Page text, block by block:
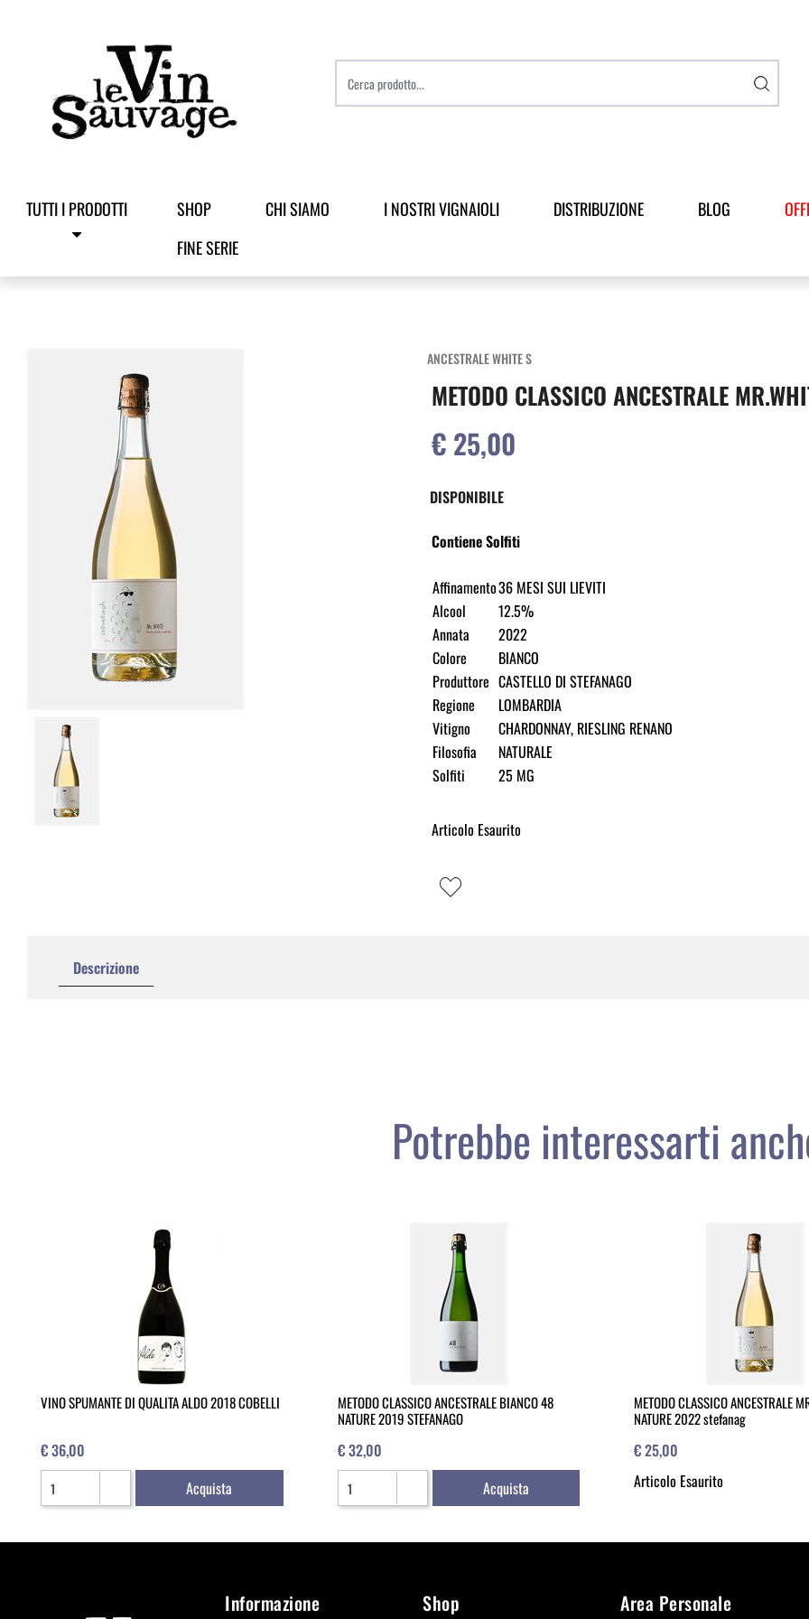
TUTTI I PRODOTTI SHOP CHI SIAMO I NOSTRI VIGNAIOLI DISTRIBUZIONE BLOG
FINE SERIE
ANCESTRALE WHITE S
METODO CLASSICO ANCESTRALE
€ 25,00
DISPONIBILE
Contiene Solfiti
Affinamento36 MESI SUI LIEVITI
Alcool
12.5%
Annata
2022
Colore
BIANCO
Produttore CASTELLO DI STEFANAGO
Regione
LOMBARDIA
Vitigno
CHARDONNAY, RIESLING RENANO
Filosofia
NATURALE
Solfiti
25 MG
Articolo Esaurito
Descrizione
Potrebbe interessarti
VINO SPUMANTE DI QUALITA ALDO 2018 COBELLI
€ 36,00
Quantità
Acquista
METODO CLASSICO ANCESTRALE BIANCO 48
NATURE 2019 STEFANAGO
€ 32,00
Quantità
Acquista
METODO CLASSICO ANCESTRALE
NATURE 2022 stefanag
€ 25,00
Articolo Esaurito
Informazione Shop Area Personale